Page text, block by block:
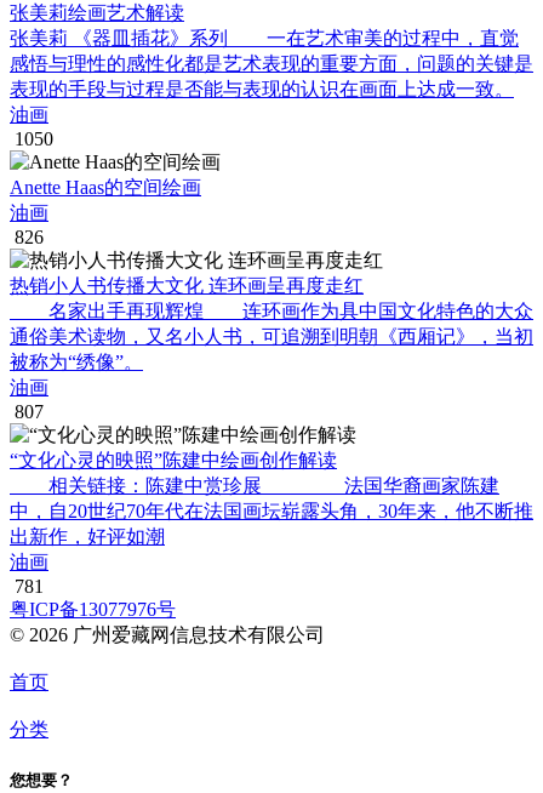
张美莉绘画艺术解读
张美莉 《器皿插花》系列 一在艺术审美的过程中，直觉
感悟与理性的感性化都是艺术表现的重要方面，问题的关键是
表现的手段与过程是否能与表现的认识在画面上达成一致。
油画
1050
Anette Haas的空间绘画
油画
826
热销小人书传播大文化 连环画呈再度走红
名家出手再现辉煌 连环画作为具中国文化特色的大众
通俗美术读物，又名小人书，可追溯到明朝《西厢记》，当初
被称为“绣像”。
油画
807
“文化心灵的映照”陈建中绘画创作解读
相关链接：陈建中赏珍展 法国华裔画家陈建
中，自20世纪70年代在法国画坛崭露头角，30年来，他不断推
出新作，好评如潮
油画
781
粤ICP备13077976号
© 2026 广州爱藏网信息技术有限公司
首页
分类
您想要？